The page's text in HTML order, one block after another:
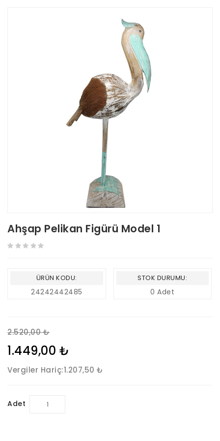
Ahşap Pelikan Figürü Model 1
ÜRÜN KODU:
24242442485
STOK DURUMU:
0 Adet
2.520,00 ₺
1.449,00 ₺
Vergiler Hariç:1.207,50 ₺
Adet